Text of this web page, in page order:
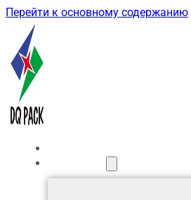
Перейти к основному содержанию